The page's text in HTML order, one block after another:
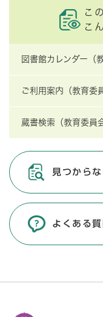
こ
こ
図書館カレンダー（
ご利用案内（教育委
蔵書検索（教育委員
見つから
よくある質